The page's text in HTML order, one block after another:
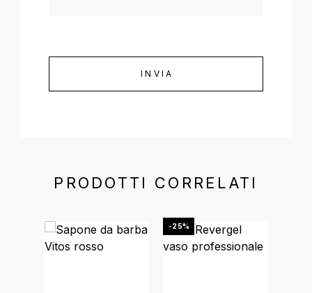
PRODOTTI CORRELATI
-25%